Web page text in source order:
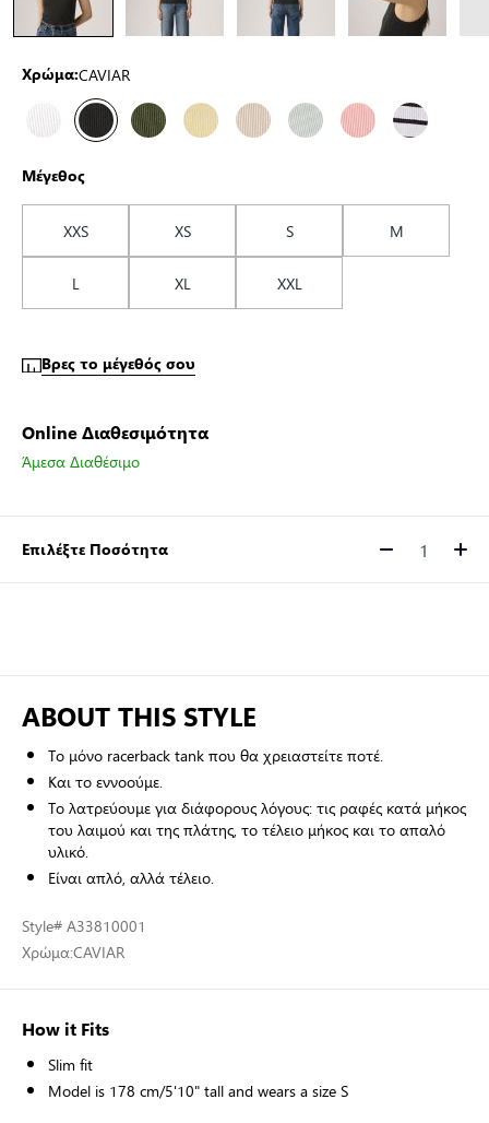
Χρώμα:CAVIAR
Μέγεθος
XXS XS S
M
L
XL XXL
Βρες το μέγεθός σου
Online Διαθεσιμότητα
Άμεσα Διαθέσιμο
Επιλέξτε Ποσότητα Ποσότητα
ABOUT THIS STYLE
Το μόνο racerback tank που θα χρειαστείτε ποτέ.
Και το εννοούμε.
Το λατρεύουμε για διάφορους λόγους: τις ραφές κατά μήκος
του λαιμού και της πλάτης, το τέλειο μήκος και το απαλό
υλικό.
Είναι απλό, αλλά τέλειο.
Style# A33810001
Χρώμα:CAVIAR
How it Fits
Slim fit
Model is 178 cm/5'10" tall and wears a size S